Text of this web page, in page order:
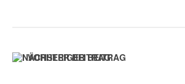
VORHERIGER BEITRAG